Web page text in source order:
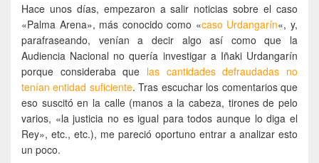
Hace unos días, empezaron a salir noticias sobre el caso
«Palma Arena», más conocido como «caso Urdangarín«, y,
parafraseando, venían a decir algo así como que la
Audiencia Nacional no quería investigar a Iñaki Urdangarín
porque consideraba que las cantidades defraudadas no
tenían entidad suficiente. Tras escuchar los comentarios que
eso suscitó en la calle (manos a la cabeza, tirones de pelo
varios, «la justicia no es igual para todos aunque lo diga el
Rey», etc., etc.), me pareció oportuno entrar a analizar esto
un poco.